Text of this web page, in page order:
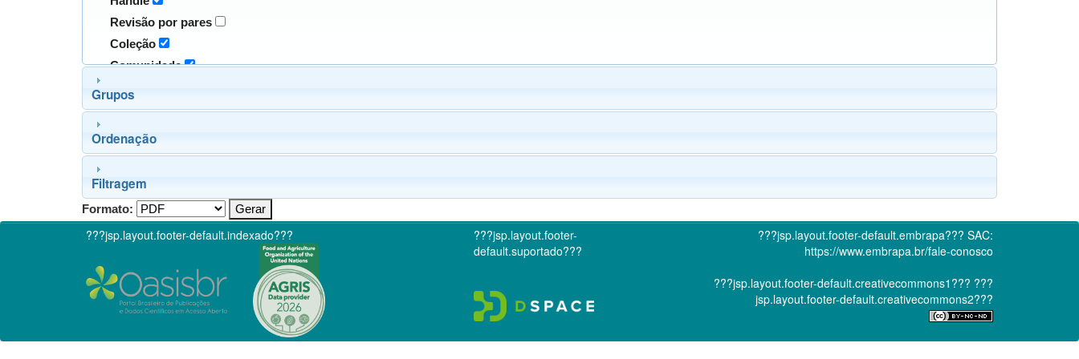
Revisão por pares
Coleção
Comunidade
Grupos
Ordenação
Filtragem
Formato:
???jsp.layout.footer-default.indexado???
???jsp.layout.footer-
default.suportado???
???jsp.layout.footer-default.embrapa??? SAC:
https://www.embrapa.br/fale-conosco
???jsp.layout.footer-default.creativecommons1??? ???
jsp.layout.footer-default.creativecommons2???